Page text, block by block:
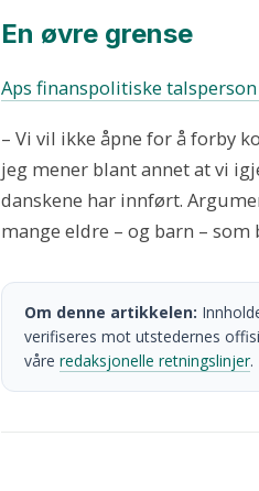
En øvre grense
Aps finanspolitiske
– Vi vil ikke åpne for å forby
jeg mener blant annet at vi
danskene har innført.
mange eldre – og barn –
Om denne artikkelen:
verifiseres mot utstedernes
våre redaksjonelle retningslinjer.